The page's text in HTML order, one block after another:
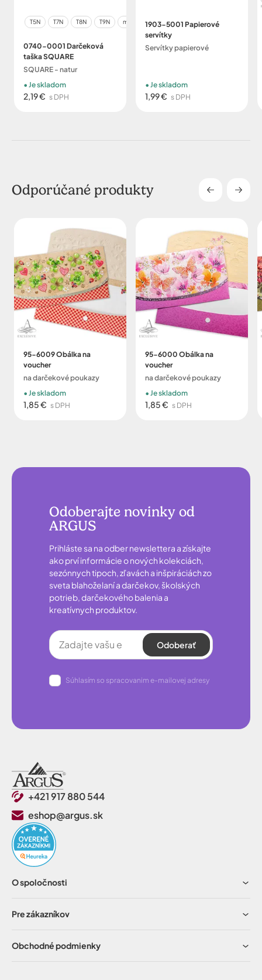
T5N T7N T8N T9N malé (≥10 - 18 cm≤) stredné (≥19 - 32 cm≤)
0740-0001 Darčeková
taška SQUARE
SQUARE - natur
2,19 € s DPH
Je skladom
1903-5001 Papierové
servítky
Servítky papierové
1,99 € s DPH
Je skladom
Odporúčané produkty
95-6009 Obálka na
voucher
na darčekové poukazy
1,85 € s DPH
Je skladom
95-6000 Obálka na
voucher
na darčekové poukazy
1,85 € s DPH
Je skladom
Odoberajte novinky od
ARGUS
Prihláste sa na odber newslettera a získajte
ako prví informácie o nových kolekciách,
sezónnych tipoch, zľavách a inšpiráciách zo
sveta blahoželaní a darčekov, školských
potrieb, darčekového balenia a
kreatívnych produktov.
Odoberať
Súhlasím so spracovanim e-mailovej adresy
+421 917 880 544
eshop@argus.sk
O spoločnosti
Pre zákazníkov
Obchodné podmienky